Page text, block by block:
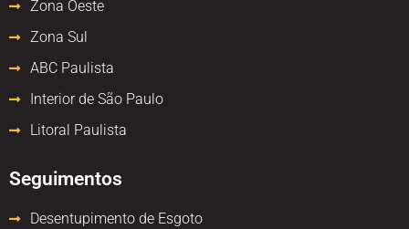
Zona Oeste
Zona Sul
ABC Paulista
Interior de São Paulo
Litoral Paulista
Seguimentos
Desentupimento de Esgoto